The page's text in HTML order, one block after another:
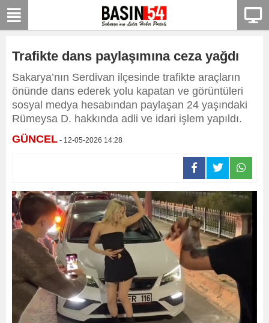
Trafikte dans paylaşımına ceza yağdı
Sakarya’nın Serdivan ilçesinde trafikte araçların
önünde dans ederek yolu kapatan ve görüntüleri
sosyal medya hesabından paylaşan 24 yaşındaki
Rümeysa D. hakkında adli ve idari işlem yapıldı.
GÜNCEL - 12-05-2026 14:28